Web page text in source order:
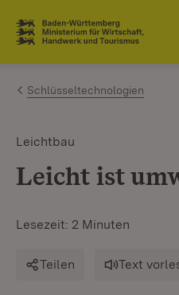
Zum Inhalt springen
Link zur Startseite
Schlüsseltechnologien
Leichtbau
Leicht ist
Lesezeit: 2 Minuten
Teilen Text